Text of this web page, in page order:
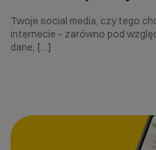
Twoje social media, czy tego
internecie – zarówno pod
dane, […]